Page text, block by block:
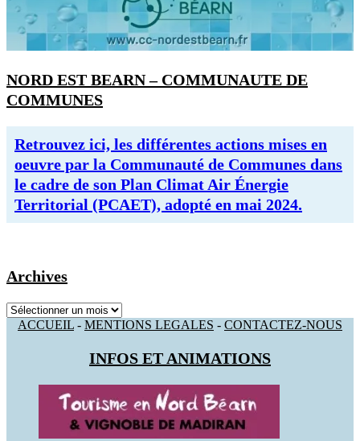
NORD EST BEARN – COMMUNAUTE DE
COMMUNES
Retrouvez ici, les différentes actions mises en
oeuvre par la Communauté de Communes dans
le cadre de son Plan Climat Air Énergie
Territorial (PCAET), adopté en mai 2024.
Archives
Archives
ACCUEIL - MENTIONS LEGALES - CONTACTEZ-NOUS
INFOS ET ANIMATIONS